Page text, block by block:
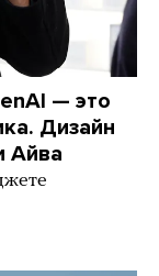
— это
Дизайн
Айва